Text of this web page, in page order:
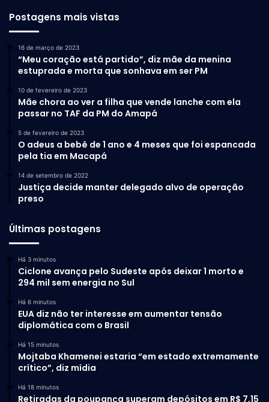
Postagens mais vistas
16 de março de 2023
“Meu coração está partido”, diz mãe da menina
estuprada e morta que sonhava em ser PM
10 de fevereiro de 2023
Mãe chora ao ver a filha que vende lanche com ela
passar no TAF da PM do Amapá
5 de fevereiro de 2023
O adeus a bebê de 1 ano e 4 meses que foi espancada
pela tia em Macapá
14 de setembro de 2022
Justiça decide manter delegado alvo de operação
preso
Últimas postagens
Há 3 minutos
Ciclone avança pelo Sudeste após deixar 1 morto e
294 mil sem energia no Sul
Há 6 minutos
EUA diz não ter interesse em aumentar tensão
diplomática com o Brasil
Há 15 minutos
Mojtaba Khamenei estaria “em estado extremamente
crítico”, diz mídia
Há 18 minutos
Retiradas da poupança superam depósitos em R$ 7,15